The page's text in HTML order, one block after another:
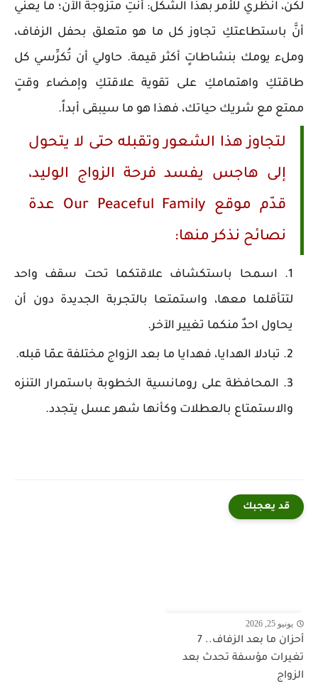
لكن، انظري للأمر بهذا الشكل: أنتِ متزوجة الآن؛ ما يعني
أنَّ باستطاعتكِ تجاوز كل ما هو متعلق بحفل الزفاف،
وملء يومك بنشاطاتٍ أكثر قيمة. حاولي أن تُكرِّسي كل
طاقتكِ واهتمامكِ على تقوية علاقتكِ وإمضاء وقتٍ
ممتع مع شريك حياتك، فهذا هو ما سيبقى أبداً.
لتجاوز هذا الشعور وتقبله حتى لا يتحول
إلى هاجس يفسد فرحة الزواج الوليد،
قدّم موقع Our Peaceful Family عدة
نصائح نذكر منها:
اسمحا باستكشاف علاقتكما تحت سقف واحد
لتتأقلما معها، واستمتعا بالتجربة الجديدة دون أن
يحاول احدٌ منكما تغيير الآخر.
تبادلا الهدايا، فهدايا ما بعد الزواج مختلفة عمّا قبله.
المحافظة على رومانسية الخطوبة باستمرار التنزه
والاستمتاع بالعطلات وكأنها شهر عسل يتجدد.
قد يعجبك
يونيو 25, 2026
أحزان ما بعد الزفاف.. 7
تغيرات مؤسفة تحدث بعد
الزواج